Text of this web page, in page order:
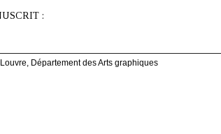
:
Département des Arts graphiques